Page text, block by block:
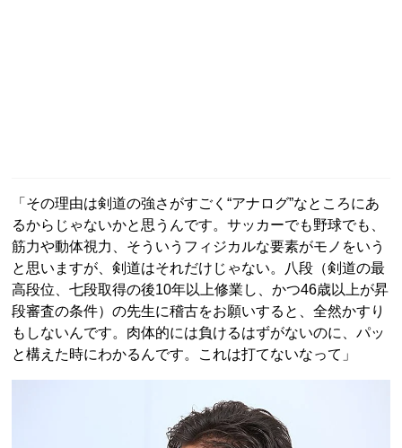
「その理由は剣道の強さがすごく“アナログ”なところにあ
るからじゃないかと思うんです。サッカーでも野球でも、
筋力や動体視力、そういうフィジカルな要素がモノをいう
と思いますが、剣道はそれだけじゃない。八段（剣道の最
高段位、七段取得の後10年以上修業し、かつ46歳以上が昇
段審査の条件）の先生に稽古をお願いすると、全然かすり
もしないんです。肉体的には負けるはずがないのに、パッ
と構えた時にわかるんです。これは打てないなって」